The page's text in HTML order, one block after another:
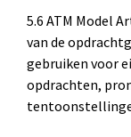
5.6 ATM Model
van de
gebruiken voor
opdrachten,